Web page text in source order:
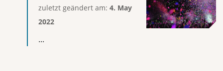
zuletzt geändert am: 4. May
2022
...